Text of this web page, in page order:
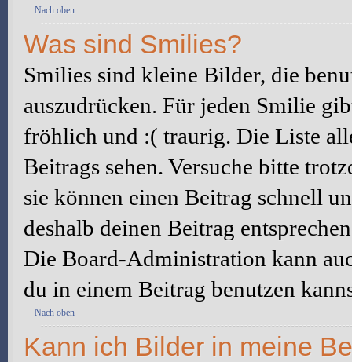
Nach oben
Was sind Smilies?
Smilies sind kleine Bilder, die
auszudrücken. Für jeden Smilie
fröhlich und :( traurig. Die Liste
Beitrags sehen. Versuche bitte
sie können einen Beitrag schnell
deshalb deinen Beitrag
Die Board-Administration kann
du in einem Beitrag benutzen
Nach oben
Kann ich Bilder in meine